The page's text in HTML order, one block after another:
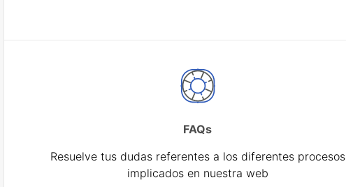
FAQs
Resuelve tus dudas referentes a los diferentes procesos
implicados en nuestra web